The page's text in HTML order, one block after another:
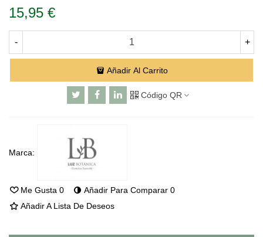
15,95 €
- +
Añadir Al Carrito
Código QR
Marca:
Me Gusta 0 Añadir Para Comparar 0
Añadir A Lista De Deseos